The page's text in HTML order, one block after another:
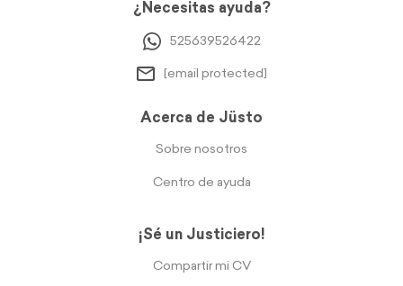
¿Necesitas ayuda?
525639526422
[email protected]
Acerca de Jüsto
Sobre nosotros
Centro de ayuda
¡Sé un Justiciero!
Compartir mi CV